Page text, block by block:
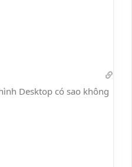
Desktop có sao không